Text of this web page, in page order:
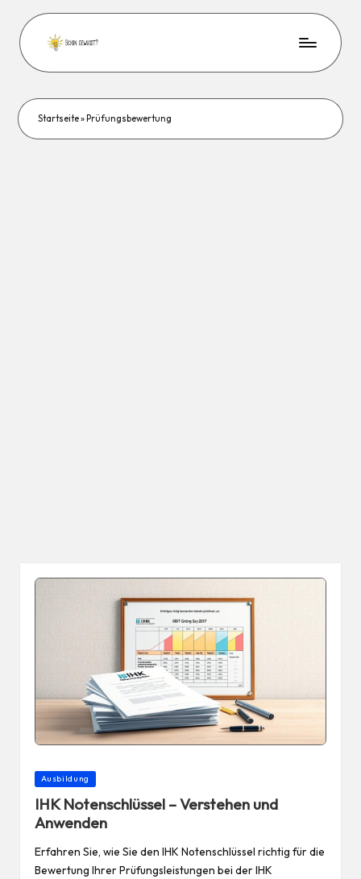
Startseite» Prüfungsbewertung
Posted
Ausbildung
IHK Notenschlüssel – Verstehen und
Anwenden
Erfahren Sie, wie Sie den IHK Notenschlüssel richtig für die
Bewertung Ihrer Prüfungsleistungen bei der IHK